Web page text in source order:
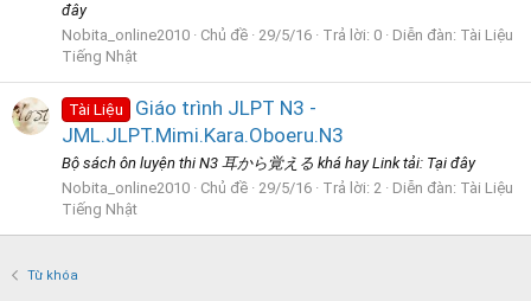
đây
Nobita_online2010
Chủ đề 29/5/16 Trả lời: 0 Diễn đàn: Tài Liệu
Tiếng Nhật
Tài Liệu
Giáo trình JLPT N3 -
JML.JLPT.Mimi.Kara.Oboeru.N3
Bộ sách ôn luyện thi N3 耳から覚える khá hay Link tải: Tại đây
Nobita_online2010
Chủ đề 29/5/16 Trả lời: 2 Diễn đàn: Tài Liệu
Tiếng Nhật
Từ khóa